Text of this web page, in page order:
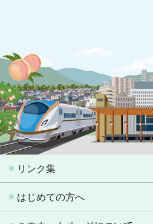
リンク集
はじめての方へ